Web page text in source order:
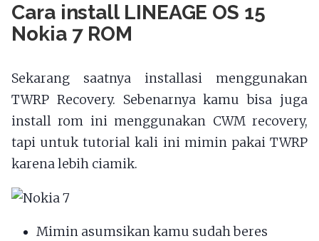
Cara install LINEAGE OS 15
Nokia 7 ROM
Sekarang saatnya installasi menggunakan
TWRP Recovery. Sebenarnya kamu bisa juga
install rom ini menggunakan CWM recovery,
tapi untuk tutorial kali ini mimin pakai TWRP
karena lebih ciamik.
Mimin asumsikan kamu sudah beres